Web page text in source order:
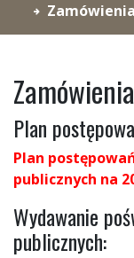
Plan
Plan
publicznych na
Wydawanie
publicznych: